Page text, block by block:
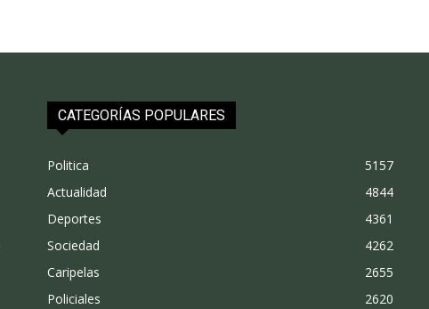
CATEGORÍAS POPULARES
Politica
5157
Actualidad
4844
Deportes
4361
Sociedad
4262
Caripelas
2655
Policiales
2620